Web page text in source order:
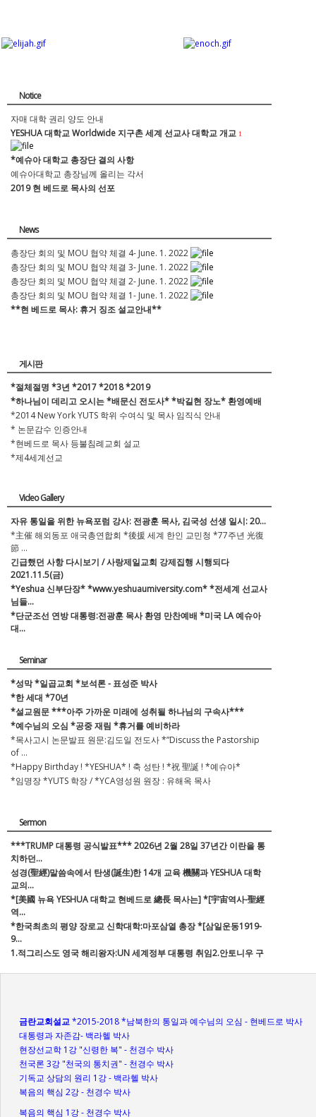
Notice
자매 대학 권리 양도 안내
YESHUA 대학교 Worldwide 지구촌 세계 선교사 대학교 개교 1
*예슈아 대학교 총장단 결의 사항
예슈아대학교 총장님께 올리는 각서
2019 현 베드로 목사의 선포
News
총장단 회의 및 MOU 협약 체결 4- June. 1. 2022
총장단 회의 및 MOU 협약 체결 3- June. 1. 2022
총장단 회의 및 MOU 협약 체결 2- June. 1. 2022
총장단 회의 및 MOU 협약 체결 1- June. 1. 2022
**현 베드로 목사: 휴거 징조 설교안내**
게시판
*절체절명 *3년 *2017 *2018 *2019
*하나님이 데리고 오시는 *배문신 전도사* *박길현 장노* 환영예배
*2014 New York YUTS 학위 수여식 및 목사 임직식 안내
* 논문감수 인증안내
*현베드로 목사 등불침례교회 설교
*제4세계선교
Video Gallery
자유 통일을 위한 뉴욕포럼 강사: 전광훈 목사, 김국성 선생 일시: 20...
*主催 해외동포 애국총연합회 *後援 세계 한인 교민청 *77주년 光復
節 ...
긴급했던 사항 다시보기 / 사랑제일교회 강제집행 시행되다
2021.11.5(금)
*Yeshua 신부단장* *www.yeshuaumiversity.com* *전세계 선교사
님들...
*단군조선 연방 대통령:전광훈 목사 환영 만찬예배 *미국 LA 예슈아
대...
미...
LA카운티 교민청 임명식- 전광훈 목사 긴급 조찬 모임
Seminar
*성막 *일곱교회 *보석론 - 표성준 박사
*한 세대 *70년
*설교원문 ***아주 가까운 미래에 성취될 하나님의 구속사***
*예수님의 오심 *공중 재림 *휴거를 예비하라
*목사고시 논문발표 원문:김도일 전도사 *”Discuss the Pastorship
of ...
*Happy Birthday ! *YESHUA* ! 축 성탄 ! *祝 聖誕 ! *예슈아*
*임명장 *YUTS 학장 / *YCA영성원 원장 : 유해옥 목사
Sermon
***TRUMP 대통령 공식발표*** 2026년 2월 28일 37년간 이란을 통
치하던...
성경(聖經)말씀속에서 탄생(誕生)한 14개 교육 機關과 YESHUA 대학
교의...
*[美國 뉴욕 YESHUA 대학교 현베드로 總長 목사는] *[宇宙역사-聖經
역...
*한국최초의 평양 장로교 신학대학:마포삼열 총장 *[삼일운동1919-
9...
1.적그리스도 영국 해리왕자:UN 세계정부 대통령 취임2.안토니우 구
Happy...
금란교회설교*2015-2018 *남북한의 통일과 예수님의 오심 - 현베드로 박사
대통령과 자존감- 백라헬 박사
현장선교학 1강 "신령한 복" - 천경수 박사
천국론 3강 "천국의 통치권" - 천경수 박사
기독교 상담의 원리 1강 - 백라헬 박사
복음의 핵심 2강 - 천경수 박사
복음의 핵심 1강 - 천경수 박사